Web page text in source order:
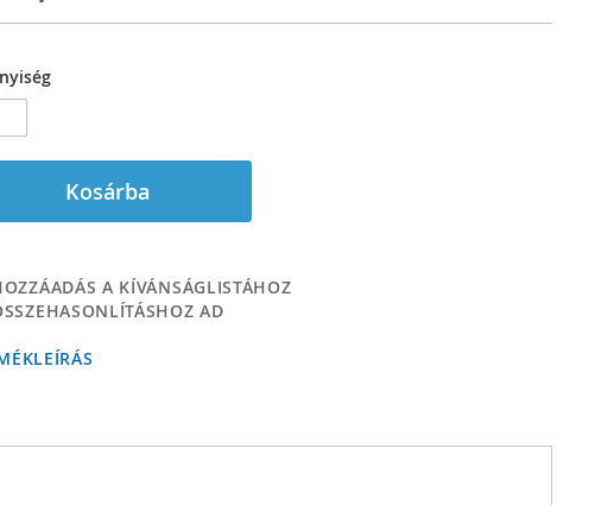
Kosárba
A KÍVÁNSÁGLISTÁHOZ
AD